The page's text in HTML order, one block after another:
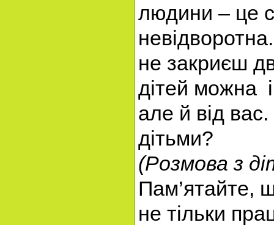
людини – це
не закриєш
дітей можна
але й від
дітьми?
(Розмова з
Пам’ятайте,
не тільки